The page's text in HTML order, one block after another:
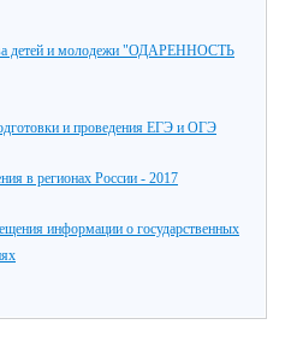
детей и молодежи "ОДАРЕННОСТЬ
и проведения ЕГЭ и ОГЭ
в регионах России - 2017
информации о государственных